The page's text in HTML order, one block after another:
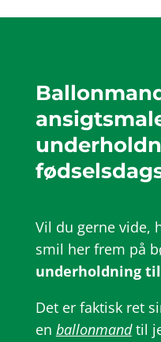
Vil du gerne vide,
smil her frem på
underholdning
Det er faktisk ret
en ballonmandtil